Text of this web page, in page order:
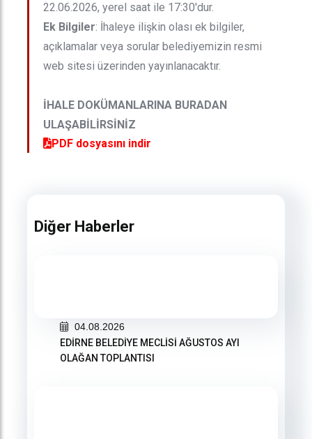
22.06.2026, yerel saat ile 17:30'dur.
Ek Bilgiler: İhaleye ilişkin olası ek bilgiler,
açıklamalar veya sorular belediyemizin resmi
web sitesi üzerinden yayınlanacaktır.
İHALE DOKÜMANLARINA BURADAN
ULAŞABİLİRSİNİZ
PDF dosyasını indir
Diğer Haberler
04.08.2026
EDİRNE BELEDİYE MECLİSİ AĞUSTOS AYI
OLAĞAN TOPLANTISI